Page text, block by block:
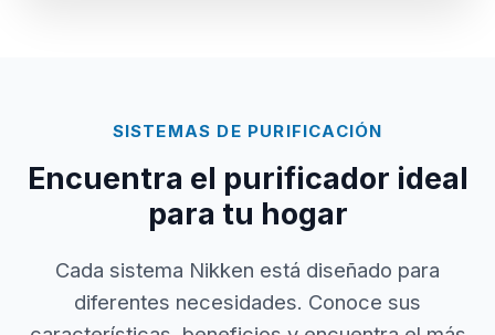
SISTEMAS DE PURIFICACIÓN
Encuentra el purificador ideal
para tu hogar
Cada sistema Nikken está diseñado para
diferentes necesidades. Conoce sus